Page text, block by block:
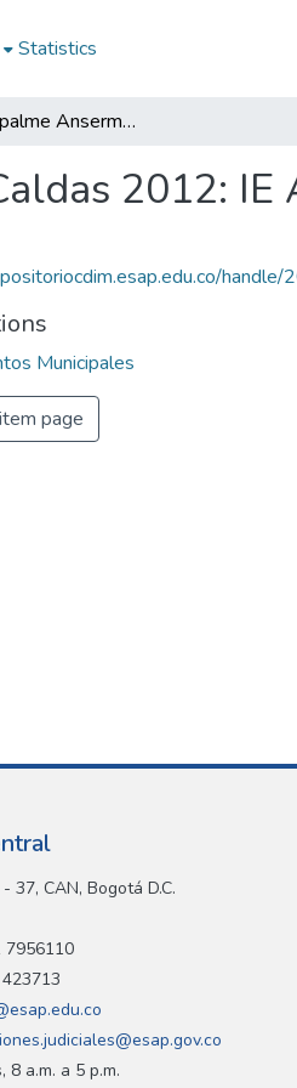
Statistics
Informe Empalme Anserma Caldas 2012: IE Anserma Caldas 2012
2012: IE
Municipales
page
37, CAN, Bogotá D.C.
7956110
8 a.m. a 5 p.m.